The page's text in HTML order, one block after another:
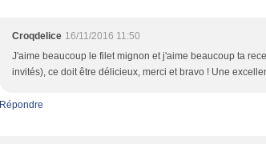
Croqdelice 16/11/2016 11:50
J'aime beaucoup le filet mignon et j'aime beaucoup ta
invités), ce doit être délicieux, merci et bravo ! Une
Répondre